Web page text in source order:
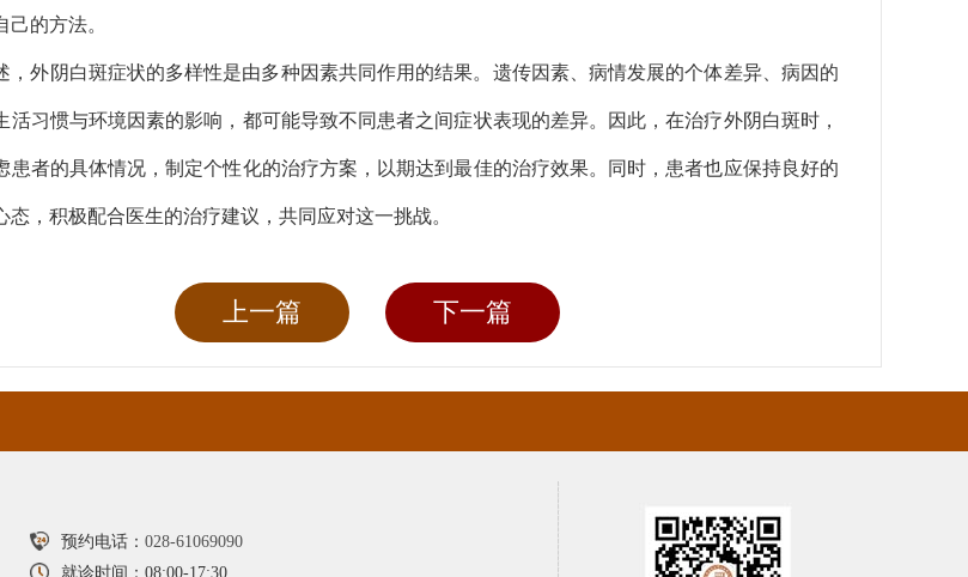
己的方法。
，外阴白斑症状的多样性是由多种因素共同作用的结果。遗传因素、病情发展的个体差异、病因的
活习惯与环境因素的影响，都可能导致不同患者之间症状表现的差异。因此，在治疗外阴白斑时，
患者的具体情况，制定个性化的治疗方案，以期达到最佳的治疗效果。同时，患者也应保持良好的
态，积极配合医生的治疗建议，共同应对这一挑战。
上一篇 下一篇
预约电话： 028-61069090
就诊时间：08:00-17:30